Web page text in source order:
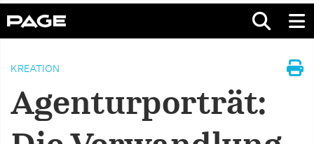
KREATION
Agenturporträt: